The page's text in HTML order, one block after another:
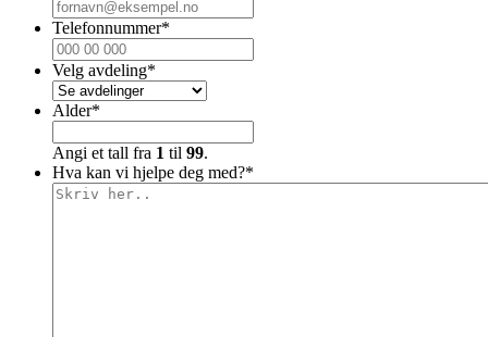
Telefonnummer*
Velg avdeling*
Alder*
Angi et tall fra 1 til 99.
Hva kan vi hjelpe deg med?*